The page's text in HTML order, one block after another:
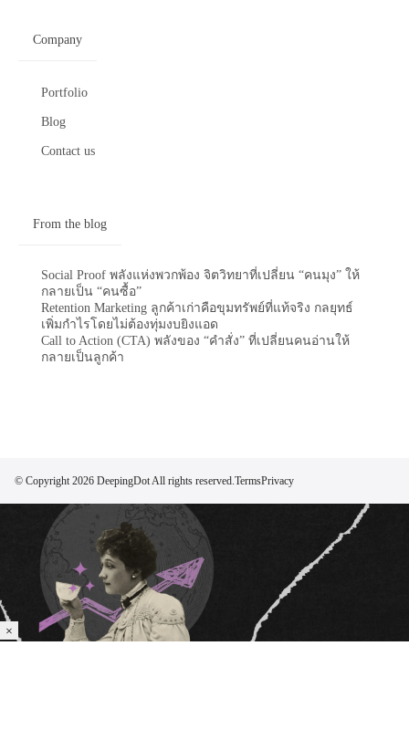
Company
Portfolio
Blog
Contact us
From the blog
Social Proof พลังแห่งพวกพ้อง จิตวิทยาที่เปลี่ยน “คนมุง” ให้
กลายเป็น “คนซื้อ”
Retention Marketing ลูกค้าเก่าคือขุมทรัพย์ที่แท้จริง กลยุทธ์
เพิ่มกำไรโดยไม่ต้องทุ่มงบยิงแอด
Call to Action (CTA) พลังของ “คำสั่ง” ที่เปลี่ยนคนอ่านให้
กลายเป็นลูกค้า
© Copyright 2026 DeepingDot All rights reserved. TermsPrivacy
×